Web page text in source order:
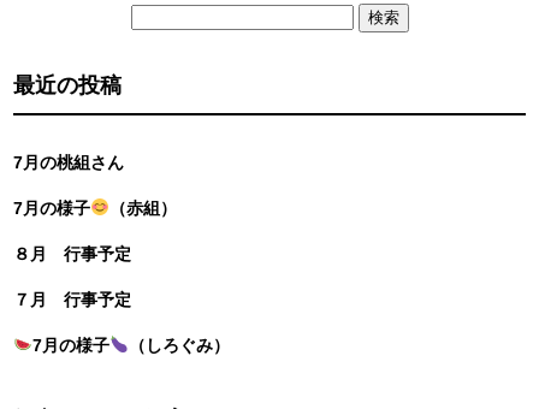
最近の投稿
7月の桃組さん
7月の様子 （赤組）
８月 行事予定
７月 行事予定
7月の様子 （しろぐみ）